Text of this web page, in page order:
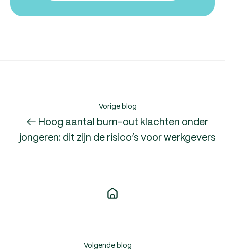
Vorige blog
← Hoog aantal burn-out klachten onder
jongeren: dit zijn de risico’s voor werkgevers
Volgende blog